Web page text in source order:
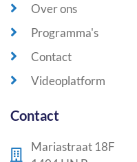
Over ons
Programma's
Contact
Videoplatform
Contact
Mariastraat 18F